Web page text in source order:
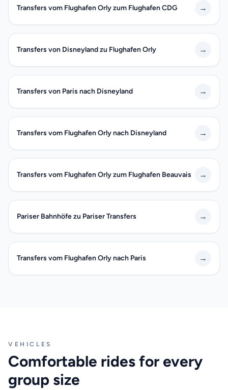
Transfers vom Flughafen Orly zum Flughafen CDG →
Transfers von Disneyland zu Flughafen Orly →
Transfers von Paris nach Disneyland →
Transfers vom Flughafen Orly nach Disneyland →
Transfers vom Flughafen Orly zum Flughafen Beauvais →
Pariser Bahnhöfe zu Pariser Transfers →
Transfers vom Flughafen Orly nach Paris →
VEHICLES
Comfortable rides for every
group size